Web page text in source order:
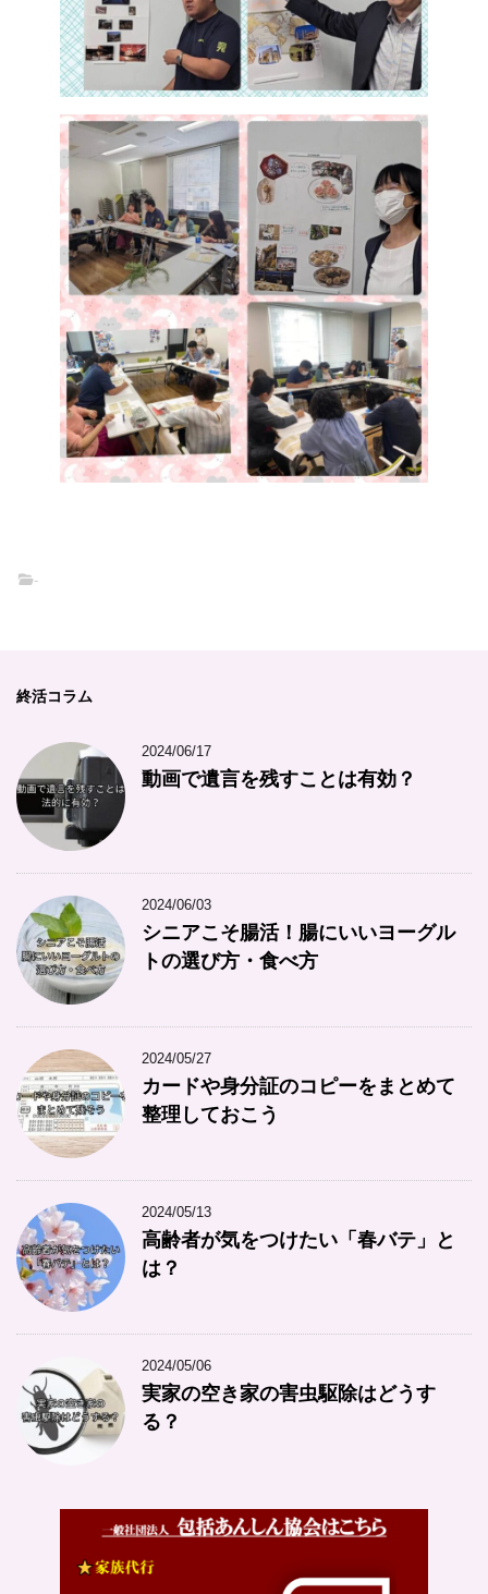
-
終活コラム
2024/06/17
動画で遺言を残すことは有効？
2024/06/03
シニアこそ腸活！腸にいいヨーグル
トの選び方・食べ方
2024/05/27
カードや身分証のコピーをまとめて
整理しておこう
2024/05/13
高齢者が気をつけたい「春バテ」と
は？
2024/05/06
実家の空き家の害虫駆除はどうす
る？